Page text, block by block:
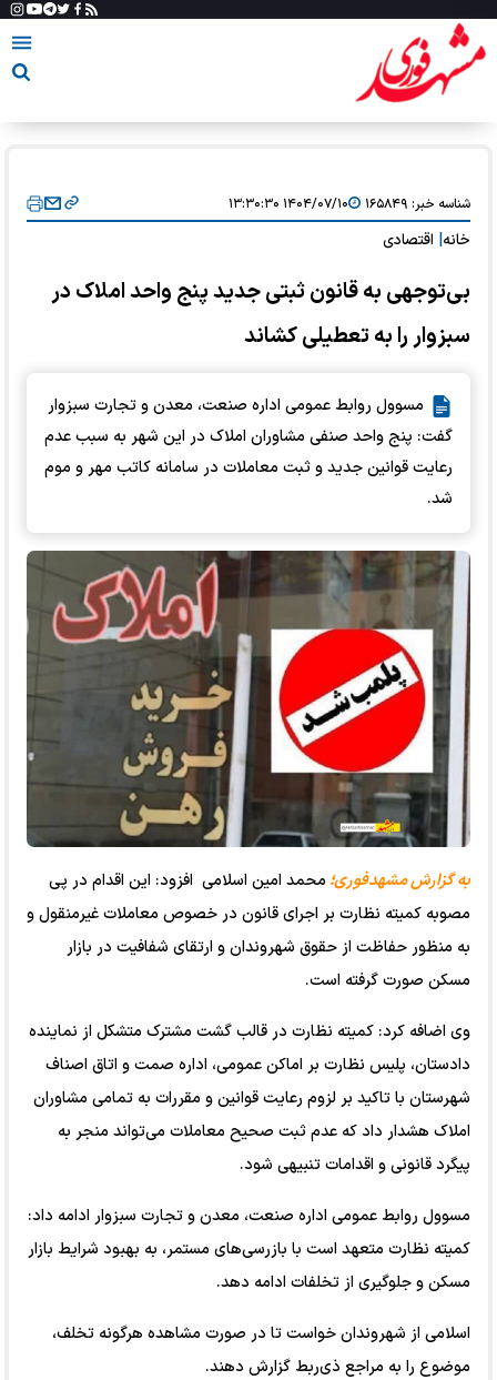
شناسه خبر: ۱۶۵۸۴۹ ۱۴۰۴/۰۷/۱۰ ۱۳:۳۰:۳۰
خانه اقتصادی
بی‌توجهی به قانون ثبتی جدید پنج واحد املاک در
سبزوار را به تعطیلی کشاند
مسوول روابط عمومی اداره صنعت، معدن و تجارت سبزوار
گفت: پنج واحد صنفی مشاوران املاک در این شهر به سبب عدم
رعایت قوانین جدید و ثبت معاملات در سامانه کاتب مهر و موم
شد.
به گزارش مشهدفوری؛ محمد امین اسلامی افزود: این اقدام در پی
مصوبه کمیته نظارت بر اجرای قانون در خصوص معاملات غیرمنقول و
به منظور حفاظت از حقوق شهروندان و ارتقای شفافیت در بازار
مسکن صورت گرفته است.
وی اضافه کرد: کمیته نظارت در قالب گشت مشترک متشکل از نماینده
دادستان، پلیس نظارت بر اماکن عمومی، اداره صمت و اتاق اصناف
شهرستان با تاکید بر لزوم رعایت قوانین و مقررات به تمامی مشاوران
املاک هشدار داد که عدم ثبت صحیح معاملات می‌تواند منجر به
پیگرد قانونی و اقدامات تنبیهی شود.
مسوول روابط عمومی اداره صنعت، معدن و تجارت سبزوار ادامه داد:
کمیته نظارت متعهد است با بازرسی‌های مستمر، به بهبود شرایط بازار
مسکن و جلوگیری از تخلفات ادامه دهد.
اسلامی از شهروندان خواست تا در صورت مشاهده هرگونه تخلف،
موضوع را به مراجع ذی‌ربط گزارش دهند.